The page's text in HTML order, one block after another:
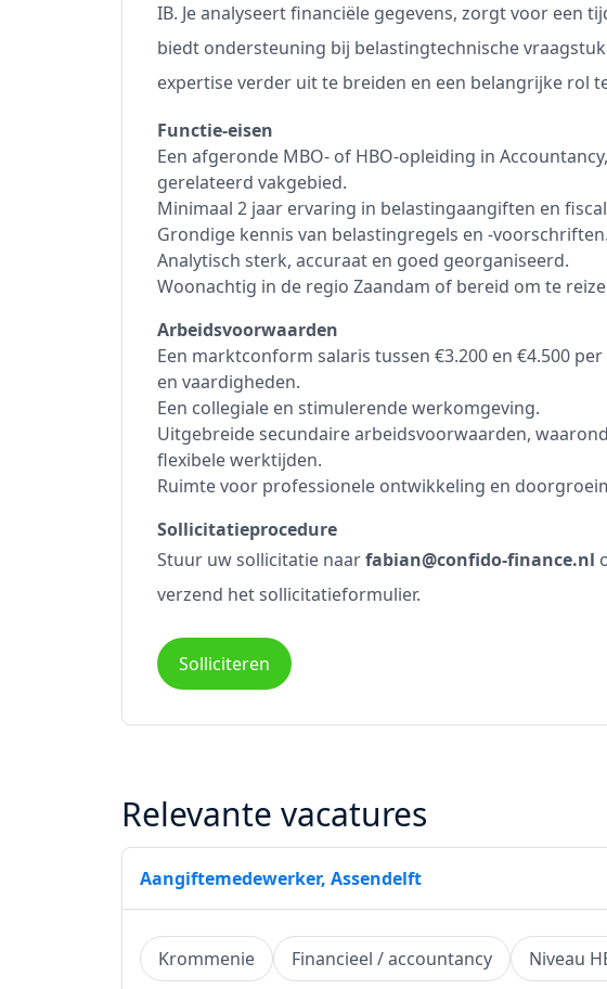
IB. Je analyseert financiële gegevens, zorgt voor een
biedt ondersteuning bij belastingtechnische
expertise verder uit te breiden en een belangrijke rol
Functie-eisen
Een afgeronde MBO- of HBO-opleiding in
gerelateerd vakgebied.
Minimaal 2 jaar ervaring in belastingaangiften en
Grondige kennis van belastingregels en -voorschriften.
Analytisch sterk, accuraat en goed georganiseerd.
Woonachtig in de regio Zaandam of bereid om te
Arbeidsvoorwaarden
Een marktconform salaris tussen €3.200 en €4.500
en vaardigheden.
Een collegiale en stimulerende werkomgeving.
Uitgebreide secundaire arbeidsvoorwaarden,
flexibele werktijden.
Ruimte voor professionele ontwikkeling en
Sollicitatieprocedure
Stuur uw sollicitatie naarfabian@confido-finance.nl
verzend het sollicitatieformulier.
Solliciteren
Relevante vacatures
Aangiftemedewerker, Assendelft
Krommenie Financieel / accountancy Niveau